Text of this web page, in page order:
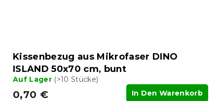
Kissenbezug aus Mikrofaser DINO
ISLAND 50x70 cm, bunt
Auf Lager (>10 Stücke)
0,70 € In Den Warenkorb